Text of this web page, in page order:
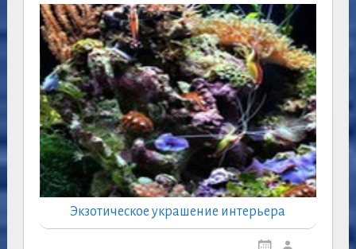
Экзотическое украшение интерьера